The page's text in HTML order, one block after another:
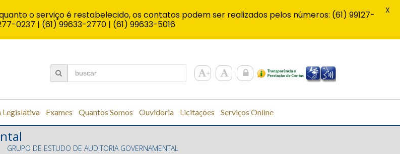
Legislativa Exames Quantos Somos Ouvidoria Licitações Serviços Online
GRUPO DE ESTUDO DE AUDITORIA GOVERNAMENTAL
o serviço é restabelecido, os contatos podem ser realizados pelos números: (61) 99127-
0237 | (61) 99633-2770 | (61) 99633-5016
X